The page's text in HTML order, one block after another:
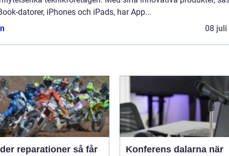
datorer, iPhones och iPads, har App...
08 juli
reparationer så får
Konferens dalarna när